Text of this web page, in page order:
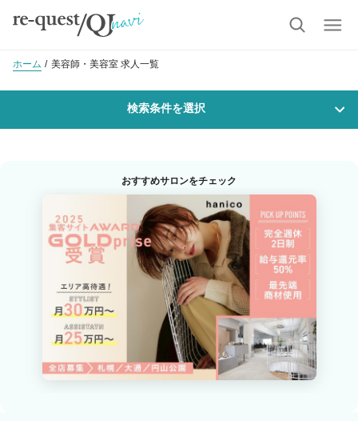
ホーム 美容師・美容室 求人一覧
検索条件を選択
沿線・駅を選択 市区町村を選択
職種・技能ランク
美容師アシスタント
おすすめサロンをチェック